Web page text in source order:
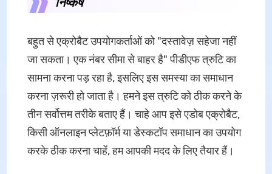
बहुत से एक्रोबैट उपयोगकर्ताओं को "दस्तावेज़ सहेजा नहीं
जा सकता। एक नंबर सीमा से बाहर है" पीडीएफ त्रुटि का
सामना करना पड़ रहा है, इसलिए इस समस्या का समाधान
करना ज़रूरी हो जाता है। हमने इस त्रुटि को ठीक करने के
तीन सर्वोत्तम तरीके बताए हैं। चाहे आप इसे एडोब एक्रोबैट,
किसी ऑनलाइन प्लेटफ़ॉर्म या डेस्कटॉप समाधान का उपयोग
करके ठीक करना चाहें, हम आपकी मदद के लिए तैयार हैं।